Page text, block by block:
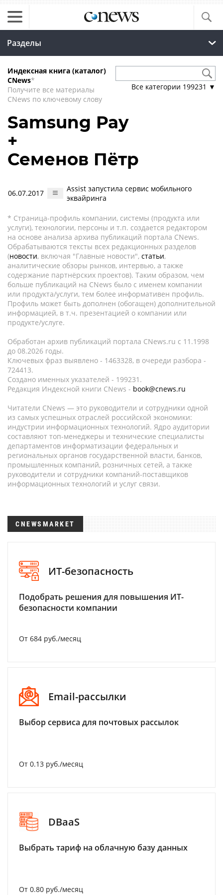
Разделы
Индексная книга (каталог)
CNews*
Получите все материалы
CNews по ключевому слову
Все категории 199231 ▼
Samsung Pay
+
Семенов Пётр
06.07.2017
Assist запустила сервис мобильного
эквайринга
* Страница-профиль компании, системы (продукта или
услуги), технологии, персоны и т.п. создается редактором
на основе анализа архива публикаций портала CNews.
Обрабатываются тексты всех редакционных разделов
(новости, включая "Главные новости", статьи,
аналитические обзоры рынков, интервью, а также
содержание партнёрских проектов). Таким образом, чем
больше публикаций на CNews было с именем компании
или продукта/услуги, тем более информативен профиль.
Профиль может быть дополнен (обогащен) дополнительной
информацией, в т.ч. презентацией о компании или
продукте/услуге.
Обработан архив публикаций портала CNews.ru c 11.1998
до 08.2026 годы.
Ключевых фраз выявлено - 1463328, в очереди разбора -
724413.
Создано именных указателей - 199231.
Редакция Индексной книги CNews - book@cnews.ru
Читатели CNews — это руководители и сотрудники одной
из самых успешных отраслей российской экономики:
индустрии информационных технологий. Ядро аудитории
составляют топ-менеджеры и технические специалисты
департаментов информатизации федеральных и
региональных органов государственной власти, банков,
промышленных компаний, розничных сетей, а также
руководители и сотрудники компаний-поставщиков
информационных технологий и услуг связи.
CNEWSMARKET
ИТ-безопасность
Подобрать решения для повышения ИТ-
безопасности компании
От 684 руб./месяц
Email-рассылки
Выбор сервиса для почтовых рассылок
От 0.13 руб./месяц
DBaaS
Выбрать тариф на облачную базу данных
От 0.80 руб./месяц